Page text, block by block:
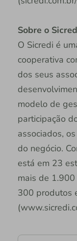
Sobre o
O Sicredi é
cooperativa
dos seus
modelo de
participação
associados,
do negócio.
está em 23
mais de
300 produtos